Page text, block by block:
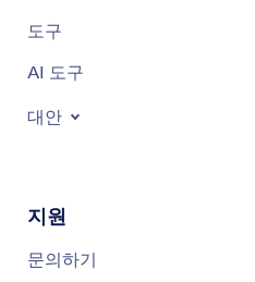
도구
AI 도구
대안
지원
문의하기